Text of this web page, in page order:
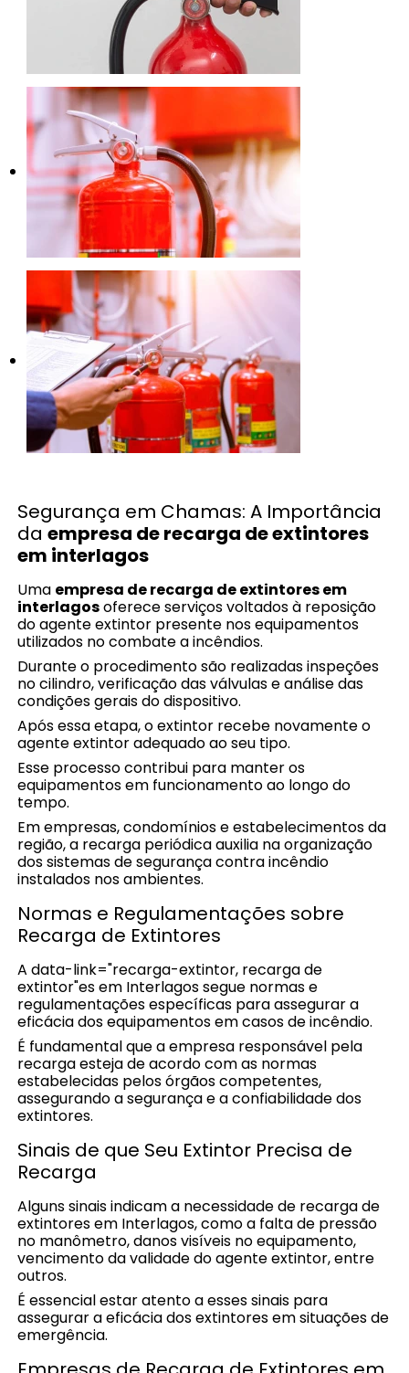
Segurança em Chamas: A Importância
daempresa de recarga de extintores
em interlagos
Uma empresa de recarga de extintores em
interlagosoferece serviços voltados à reposição
do agente extintor presente nos equipamentos
utilizados no combate a incêndios.
Durante o procedimento são realizadas inspeções
no cilindro, verificação das válvulas e análise das
condições gerais do dispositivo.
Após essa etapa, o extintor recebe novamente o
agente extintor adequado ao seu tipo.
Esse processo contribui para manter os
equipamentos em funcionamento ao longo do
tempo.
Em empresas, condomínios e estabelecimentos da
região, a recarga periódica auxilia na organização
dos sistemas de segurança contra incêndio
instalados nos ambientes.
Normas e Regulamentações sobre
Recarga de Extintores
A data-link="recarga-extintor, recarga de
extintor"es em Interlagos segue normas e
regulamentações específicas para assegurar a
eficácia dos equipamentos em casos de incêndio.
É fundamental que a empresa responsável pela
recarga esteja de acordo com as normas
estabelecidas pelos órgãos competentes,
assegurando a segurança e a confiabilidade dos
extintores.
Sinais de que Seu Extintor Precisa de
Recarga
Alguns sinais indicam a necessidade de recarga de
extintores em Interlagos, como a falta de pressão
no manômetro, danos visíveis no equipamento,
vencimento da validade do agente extintor, entre
outros.
É essencial estar atento a esses sinais para
assegurar a eficácia dos extintores em situações de
emergência.